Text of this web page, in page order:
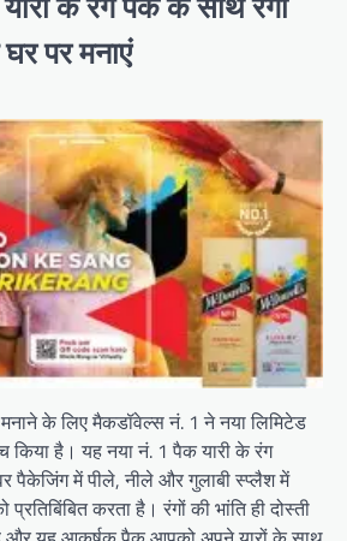
पर मनाएं
मनाने के लिए मैकडॉवेल्स नं. 1 ने नया लिमिटेड
किया है। यह नया नं. 1 पैक यारी के रंग
पैकेजिंग में पीले, नीले और गुलाबी स्प्लैश में
करता है। रंगों की भांति ही दोस्ती